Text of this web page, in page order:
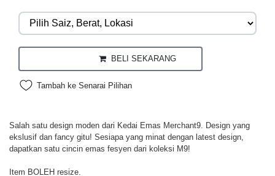
BELI SEKARANG
Tambah ke Senarai Pilihan
Salah satu design moden dari Kedai Emas Merchant9. Design yang
ekslusif dan fancy gitu! Sesiapa yang minat dengan latest design,
dapatkan satu cincin emas fesyen dari koleksi M9!
Item BOLEH resize.